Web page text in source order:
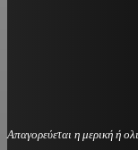
Απαγορεύεται η μερική ή